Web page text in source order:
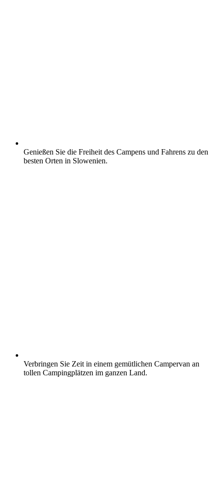
Genießen Sie die Freiheit des Campens und Fahrens zu den
besten Orten in Slowenien.
Verbringen Sie Zeit in einem gemütlichen Campervan an
tollen Campingplätzen im ganzen Land.